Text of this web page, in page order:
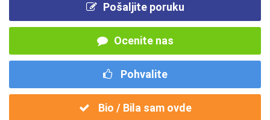
Pošaljite poruku
Ocenite nas
Pohvalite
Bio / Bila sam ovde